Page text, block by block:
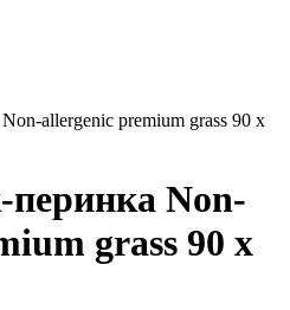
allergenic premium grass 90 х
Non-
grass 90 х